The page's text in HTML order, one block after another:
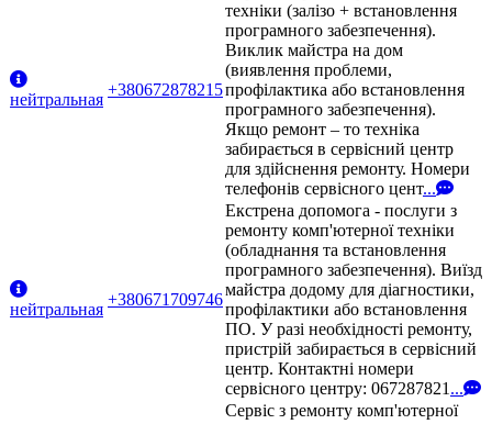
нейтральная
+380672878215
техніки (залізо + встановлення
програмного забезпечення).
Виклик майстра на дом
(виявлення проблеми,
профілактика або встановлення
програмного забезпечення).
Якщо ремонт – то техніка
забирається в сервісний центр
для здійснення ремонту. Номери
телефонів сервісного цент...
нейтральная
+380671709746
Екстрена допомога - послуги з
ремонту комп'ютерної техніки
(обладнання та встановлення
програмного забезпечення). Виїзд
майстра додому для діагностики,
профілактики або встановлення
ПО. У разі необхідності ремонту,
пристрій забирається в сервісний
центр. Контактні номери
сервісного центру: 067287821 ...
Сервіс з ремонту комп'ютерної